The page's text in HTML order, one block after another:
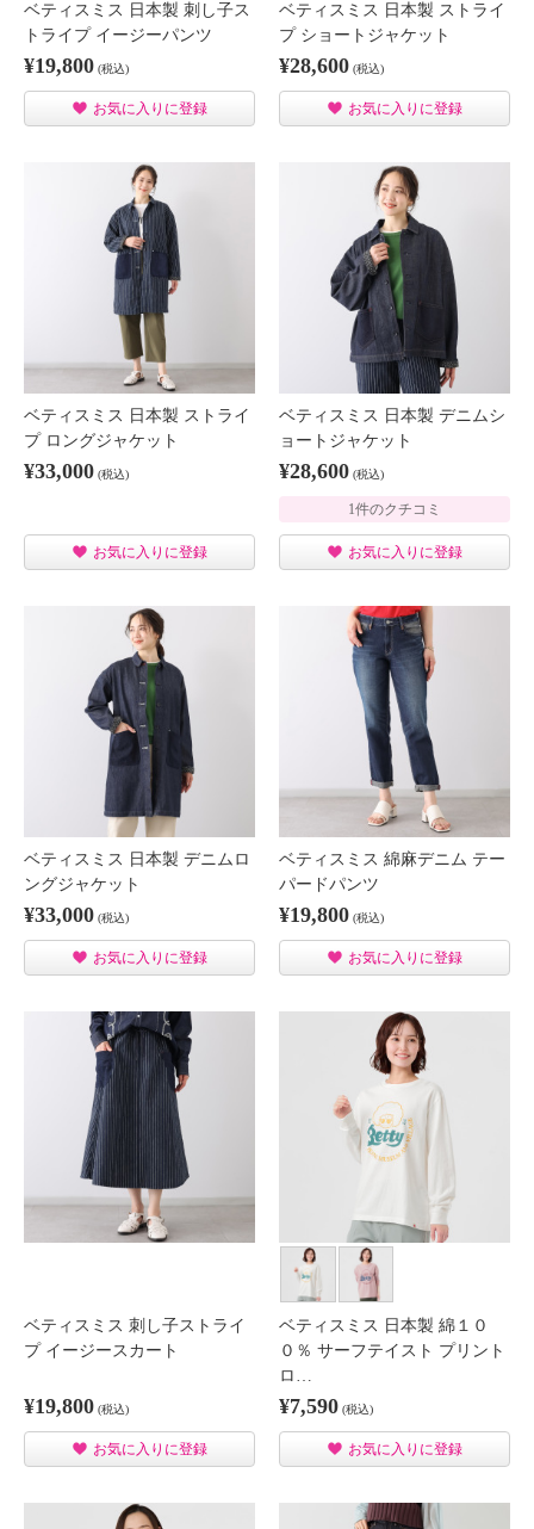
ベティスミス 日本製 刺し子ス
トライプ イージーパンツ
¥19,800 (税込)
お気に入りに登録
ベティスミス 日本製 ストライ
プ ショートジャケット
¥28,600 (税込)
お気に入りに登録
ベティスミス 日本製 ストライ
プ ロングジャケット
¥33,000 (税込)
お気に入りに登録
ベティスミス 日本製 デニムシ
ョートジャケット
¥28,600 (税込)
1件のクチコミ
お気に入りに登録
ベティスミス 日本製 デニムロ
ングジャケット
¥33,000 (税込)
お気に入りに登録
ベティスミス 綿麻デニム テー
パードパンツ
¥19,800 (税込)
お気に入りに登録
ベティスミス 刺し子ストライ
プ イージースカート
¥19,800 (税込)
お気に入りに登録
ベティスミス 日本製 綿１０
０％ サーフテイスト プリント
ロ…
¥7,590 (税込)
お気に入りに登録